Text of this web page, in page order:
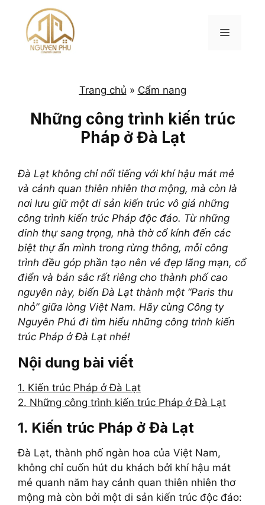
MENU
Trang chủ » Cẩm nang
Những công trình kiến trúc
Pháp ở Đà Lạt
Đà Lạt không chỉ nổi tiếng với khí hậu mát mẻ
và cảnh quan thiên nhiên thơ mộng, mà còn là
nơi lưu giữ một di sản kiến trúc vô giá những
công trình kiến trúc Pháp độc đáo. Từ những
dinh thự sang trọng, nhà thờ cổ kính đến các
biệt thự ẩn mình trong rừng thông, mỗi công
trình đều góp phần tạo nên vẻ đẹp lãng mạn, cổ
điển và bản sắc rất riêng cho thành phố cao
nguyên này, biến Đà Lạt thành một “Paris thu
nhỏ” giữa lòng Việt Nam. Hãy cùng Công ty
Nguyên Phú đi tìm hiểu những công trình kiến
trúc Pháp ở Đà Lạt nhé!
Nội dung bài viết
1. Kiến trúc Pháp ở Đà Lạt
2. Những công trình kiến trúc Pháp ở Đà Lạt
1. Kiến trúc Pháp ở Đà Lạt
Đà Lạt, thành phố ngàn hoa của Việt Nam,
không chỉ cuốn hút du khách bởi khí hậu mát
mẻ quanh năm hay cảnh quan thiên nhiên thơ
mộng mà còn bởi một di sản kiến trúc độc đáo: